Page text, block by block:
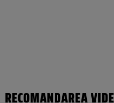
RECOMANDAREA